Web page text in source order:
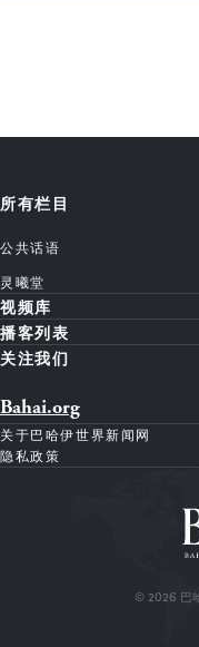
所有栏目
公共话语
灵曦堂
视频库
播客列表
关注我们
Bahai.org
关于巴哈伊世界新闻网
隐私政策
© 2026 巴